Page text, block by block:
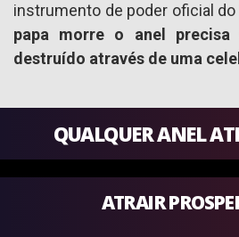
instrumento de poder oficial do
papa morre o anel precisa
destruído através de uma
QUALQUER ANEL
ATRAIR